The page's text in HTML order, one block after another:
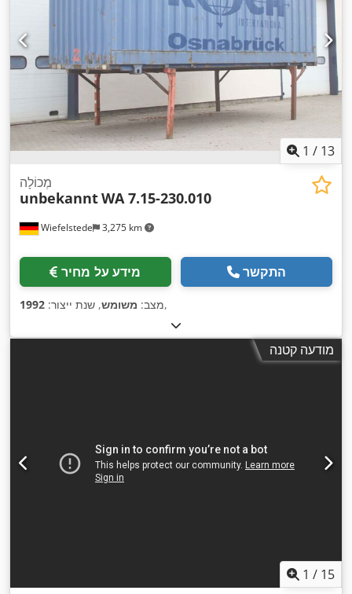
1 / 13
Wiefelstede 3,275 km
מְכוֹלָה
unbekanntWA 7.15-230.010
מידע על מחיר התקשר
מצב: משומש, שנת ייצור: 1992 ,
מודעה קטנה
1 / 15